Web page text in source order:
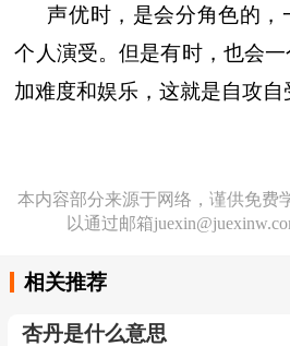
声优时，是会分角色的
个人演受。但是有时，也会
加难度和娱乐，这就是自攻自
本内容部分来源于网络，谨供免费
以通过邮箱
相关推荐
杏丹是什么意思